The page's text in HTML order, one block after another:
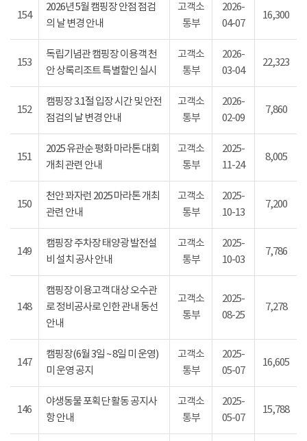
154
2026년 5월 캠핑장 안점 점검
의 날 변경 안내
고객소
통부
2026-
04-07
16,300
153
독립기념관 캠핑장 이용객 천
안 상록리조트 특별할인 실시
고객소
통부
2026-
03-04
22,323
152
캠핑장 3.1절 입장 시간 및 안전
점검의 날 변경 안내
고객소
통부
2026-
02-09
7,860
151
2025 유관순 평화 마라톤 대회
개최 관련 안내
고객소
통부
2025-
11-24
8,005
150
천안 꽈자런 2025 마라톤 개최
관련 안내
고객소
통부
2025-
10-13
7,200
149
캠핑장 주차장 태양광 발전설
비 설치 공사 안내
고객소
통부
2025-
10-03
7,786
148
캠핑장 이용고객 대상 오수관
로 정비공사로 인한 관내 동선
안내
고객소
통부
2025-
08-25
7,278
147
캠핑장(6월 3일 ~ 8일 미 운영)
미 운영 공지
고객소
통부
2025-
05-07
16,605
146
야생동물 포획단 활동 공지사
항 안내
고객소
통부
2025-
05-07
15,788